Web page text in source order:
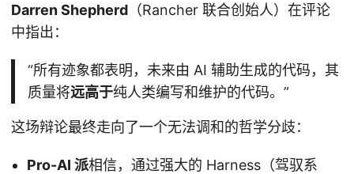
Darren Shepherd （Rancher 联合创始人）在评论
中指出：
“所有迹象都表明，未来由 AI 辅助生成的代码，其
质量将远高于纯人类编写和维护的代码。”
这场辩论最终走向了一个无法调和的哲学分歧：
Pro-AI 派相信，通过强大的 Harness（驾驭系